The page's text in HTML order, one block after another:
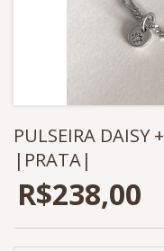
PULSEIRA DAISY
|PRATA|
R$238,00